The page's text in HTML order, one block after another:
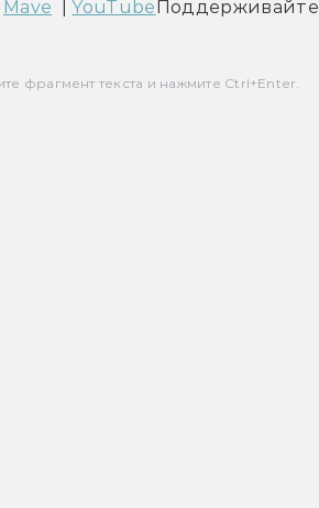
Mave | YouTube Поддерживайте
фрагмент текста и нажмите Ctrl+Enter.